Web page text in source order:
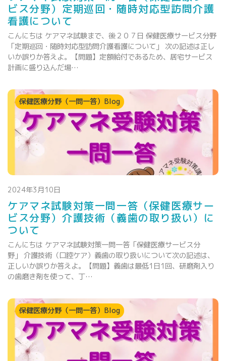
ビス分野）定期巡回・随時対応型訪問介護
看護について
こんにちは ケアマネ試験まで、後２０７日 保健医療サービス分野
「定期巡回・随時対応型訪問介護看護について」 次の記述は正し
いか誤りか答えよ。【問題】定額給付であるため、居宅サービス
計画に盛り込んだ場…
保健医療分野（一問一答）Blog
2024年3月10日
ケアマネ試験対策一問一答（保健医療サー
ビス分野）介護技術（義歯の取り扱い）に
ついて
こんにちは ケアマネ試験対策一問一答「保健医療サービス分
野」 介護技術（口腔ケア）義歯の取り扱いについて次の記述は、
正しいか誤りか答えよ。【問題】義歯は最低1日1回、研磨剤入り
の歯磨き剤を使って、丁…
保健医療分野（一問一答）Blog